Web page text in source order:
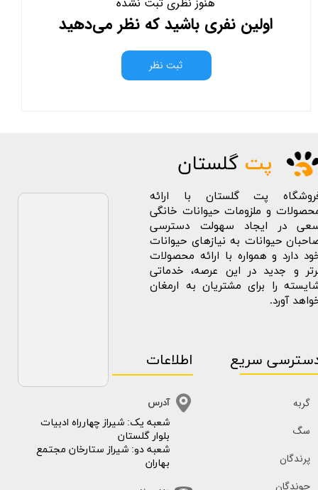
اولین نفری باشید که نظر می‌دهید
ثبت نظر
پت گلستان
پت گلستان با ارائه
و ملزومات حیوانات خانگی
در ایجاد سهولت دسترسی
حیوانات به نیازهای حیوانات
دارد و همواره با ارائه محصولات
و جدید در این عرصه، خدماتی
را برای مشتریان به ارمغان
آورد.
سریع
گربه
سگ
پرندگان
جوندگان
​​شعبه یک: شیراز چهارراه ادبیات
بلوار گلستان
شعبه دو: شیراز ستارخان مجتمع
بهاران
اطلاعات
آدرس